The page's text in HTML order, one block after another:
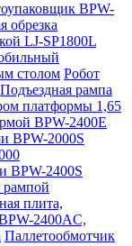
BPW-
обрезка
LJ-SP1800L
столом Робот
Подъездная рампа
платформы 1,65
BPW-2400E
BPW-2000S
BPW-2400S
рампой
плита,
2400AC,
Паллетообмотчик